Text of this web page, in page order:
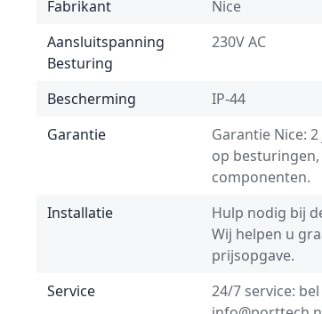
Fabrikant
Nice
Aansluitspanning
Besturing
230V AC
Bescherming
IP-44
Garantie
Garantie Nice:
op
componenten.
Installatie
Hulp nodig bij
Wij helpen u
prijsopgave.
Service
24/7 service: bel